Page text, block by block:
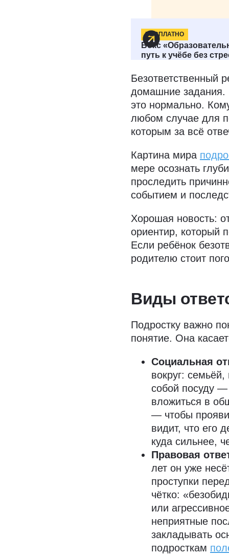
БЕСПЛАТНО
Бокс
путь к учёбе без
Безответственный
домашние задания.
это нормально.
любом случае для
которым за всё
Картина мира
мере осознать
проследить
событием и
Хорошая новость:
ориентир, который
Если ребёнок
родителю стоит
Виды
Подростку важно
понятие. Она
Социальная
вокруг:
собой посуду —
вложиться в
— чтобы
видит, что его
куда сильнее,
Правовая
лет он уже
проступки
чётко:
или
неприятные
закладывать
подросткам